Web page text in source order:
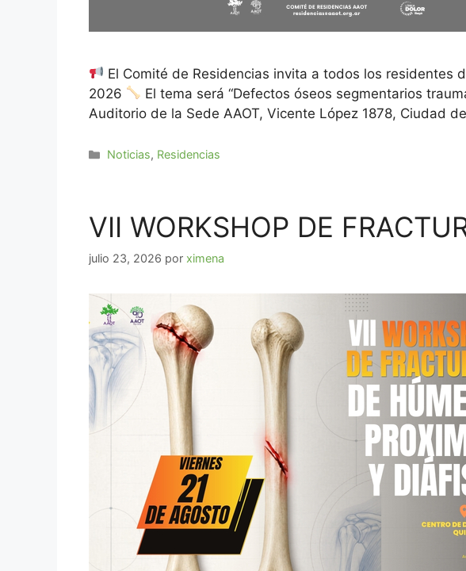
El Comité de Residencias invita a todos los residentes
2026
El tema será “Defectos óseos segmentarios
Auditorio de la Sede AAOT, Vicente López 1878, Ciudad
Noticias, Residencias
VII WORKSHOP DE
julio 23, 2026 por ximena